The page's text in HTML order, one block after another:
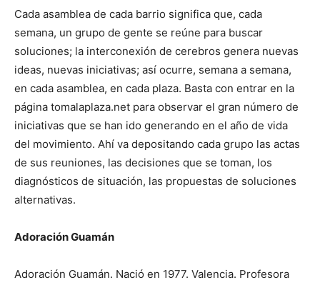
Cada asamblea de cada barrio significa que, cada
semana, un grupo de gente se reúne para buscar
soluciones; la interconexión de cerebros genera nuevas
ideas, nuevas iniciativas; así ocurre, semana a semana,
en cada asamblea, en cada plaza. Basta con entrar en la
página tomalaplaza.net para observar el gran número de
iniciativas que se han ido generando en el año de vida
del movimiento. Ahí va depositando cada grupo las actas
de sus reuniones, las decisiones que se toman, los
diagnósticos de situación, las propuestas de soluciones
alternativas.
Adoración Guamán
Adoración Guamán. Nació en 1977. Valencia. Profesora